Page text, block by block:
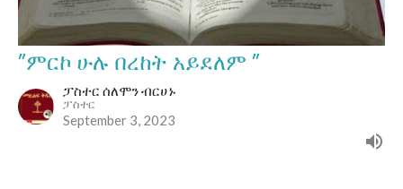
”ምርኮ ሁሉ በረከት አይደለም ”
ፓስተር ሰለሞን ብርሀኑ
ፓስተር
September 3, 2023